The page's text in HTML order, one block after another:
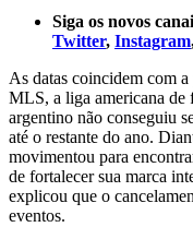
Siga os novos
Twitter, Instagram
As datas coincidem com
MLS, a liga americana de
argentino não conseguiu
até o restante do ano.
movimentou para
de fortalecer sua marca
explicou que o
eventos.